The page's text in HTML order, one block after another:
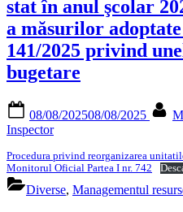
stat în anul şcolar
a măsurilor
141/2025 privind
bugetare
on
08/08/202508/08/2025
Inspector
Procedura privind reorganizarea
Monitorul Oficial Partea I nr. 742
Diverse, Managementul